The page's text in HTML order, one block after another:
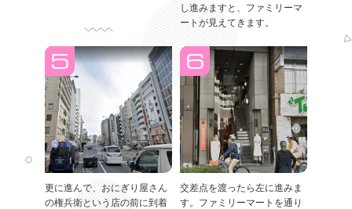
し進みますと、ファミリーマ
ートが見えてきます。
更に進んで、おにぎり屋さん
の権兵衛という店の前に到着
交差点を渡ったら左に進みま
す。ファミリーマートを通り